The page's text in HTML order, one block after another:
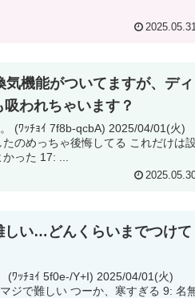
機能がついてますが、ディ
われちゃいます？
7f8b-qcbA) 2025/04/01(火)
計士の言う通りにしなければよかった 17: ...
しい…どんくらいまでつけて
Y+I) 2025/04/01(火)